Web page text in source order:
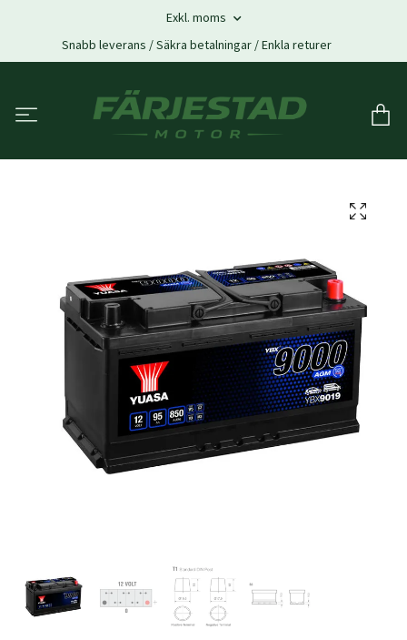
Exkl. moms
Snabb leverans / Säkra betalningar / Enkla returer